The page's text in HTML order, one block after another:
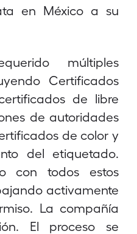
en México a su
múltiples
Certificados
de libre
de autoridades
de color y
del etiquetado.
con todos estos
activamente
La compañía
El proceso se